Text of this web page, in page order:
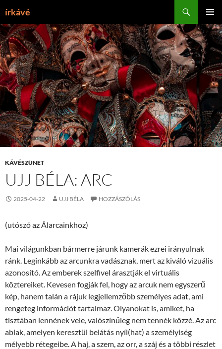
írkávé
MENÜ
KÁVÉSZÜNET
UJJ BÉLA: ARC
2025-04-22 UJJ BÉLA HOZZÁSZÓLÁS
(utószó az Álarcainkhoz)
Mai világunkban bármerre járunk kamerák ezrei irányulnak
ránk. Leginkább az arcunkra vadásznak, mert az kiváló vizuális
azonosító. Az emberek szelfivel árasztják el virtuális
köztereiket. Kevesen fogják fel, hogy az arcuk nem egyszerű
kép, hanem talán a rájuk legjellemzőbb személyes adat, ami
rengeteg információt tartalmaz. Olyanokat is, amiket, ha
tisztában lennének vele, valószínűleg nem tennék közzé. Az arc
ablak, amelyen keresztül belátás nyíl(hat) a személyiség
mélyebb rétegeibe. A haj, a szem, az orr, a száj és a többi részlet